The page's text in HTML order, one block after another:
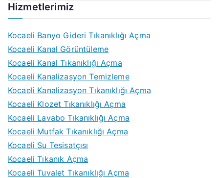
Hizmetlerimiz
Kocaeli Banyo Gideri Tıkanıklığı Açma
Kocaeli Kanal Görüntüleme
Kocaeli Kanal Tıkanıklığı Açma
Kocaeli Kanalizasyon Temizleme
Kocaeli Kanalizasyon Tıkanıklığı Açma
Kocaeli Klozet Tıkanıklığı Açma
Kocaeli Lavabo Tıkanıklığı Açma
Kocaeli Mutfak Tıkanıklığı Açma
Kocaeli Su Tesisatçısı
Kocaeli Tıkanık Açma
Kocaeli Tuvalet Tıkanıklığı Açma